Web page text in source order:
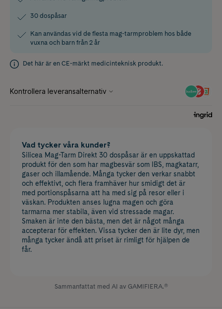
30 dospåsar
Kan användas vid de flesta mag-tarmproblem hos både
vuxna och barn från 2 år
Det här är en CE-märkt medicinteknisk produkt.
Vad tycker våra kunder?
Silicea Mag-Tarm Direkt 30 dospåsar är en uppskattad
produkt för den som har magbesvär som IBS, magkatarr,
gaser och illamående. Många tycker den verkar snabbt
och effektivt, och flera framhäver hur smidigt det är
med portionspåsarna att ha med sig på resor eller i
väskan. Produkten anses lugna magen och göra
tarmarna mer stabila, även vid stressade magar.
Smaken är inte den bästa, men det är något många
accepterar för effekten. Vissa tycker den är lite dyr, men
många tycker ändå att priset är rimligt för hjälpen de
får.
Sammanfattat med AI av GAMIFIERA.®